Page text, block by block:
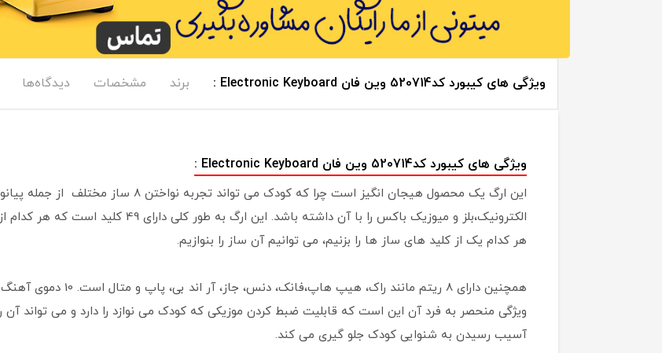
ویژگی های کیبورد کد520714 وین فان Electronic Keyboard : برند مشخصات دیدگاه‌ها
ویژگی های کیبورد کد520714 وین فان Electronic Keyboard :
این ارگ یک محصول هیجان انگیز است چرا که کودک می
الکترونیک،بلز و میوزیک باکس را با آن داشته
هر کدام یک از کلید های ساز ها را بزنیم، می توانیم آن ساز را بنوازیم.
همچنین دارای 8 ریتم مانند
ویژگی منحصر به فرد آن این است که قابلیت ضبط کردن موزیکی که کودک می نوازد را دارد و می تواند آن
آسیب رسیدن به شنوایی کودک جلو گیری می کند.